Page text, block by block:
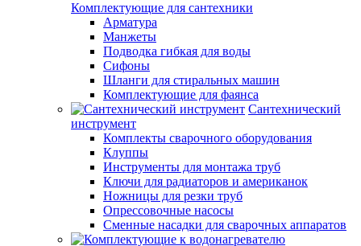
Комплектующие для сантехники
Арматура
Манжеты
Подводка гибкая для воды
Сифоны
Шланги для стиральных машин
Комплектующие для фаянса
Сантехнический
инструмент
Комплекты сварочного оборудования
Клуппы
Инструменты для монтажа труб
Ключи для радиаторов и американок
Ножницы для резки труб
Опрессовочные насосы
Сменные насадки для сварочных аппаратов